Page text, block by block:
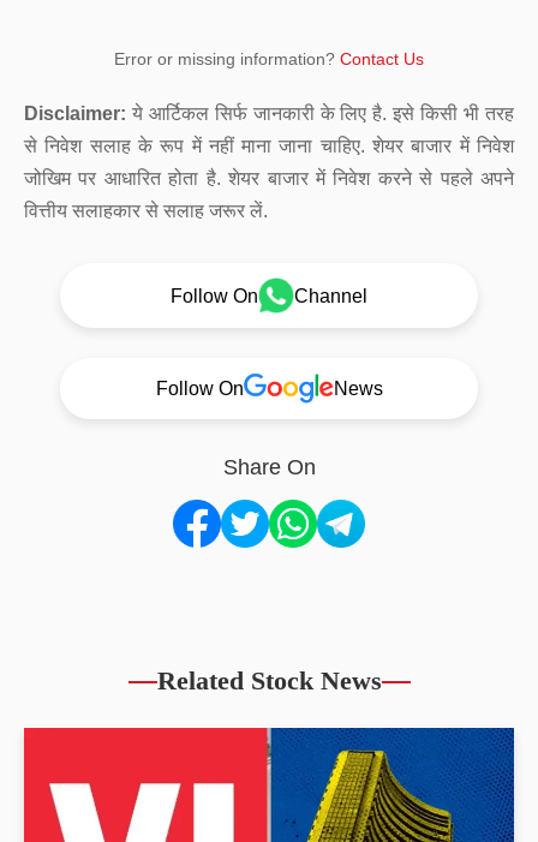
Error or missing information? Contact Us
Disclaimer: ये आर्टिकल सिर्फ जानकारी के लिए है. इसे किसी भी तरह
से निवेश सलाह के रूप में नहीं माना जाना चाहिए. शेयर बाजार में निवेश
जोखिम पर आधारित होता है. शेयर बाजार में निवेश करने से पहले अपने
वित्तीय सलाहकार से सलाह जरूर लें.
Follow On Channel
Follow On News
Share On
Related Stock News